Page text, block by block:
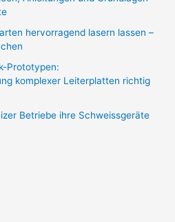
hervorragend lasern lassen –
Prototypen:
komplexer Leiterplatten richtig
Betriebe ihre Schweissgeräte